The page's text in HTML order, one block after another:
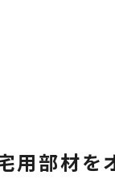
用部材を